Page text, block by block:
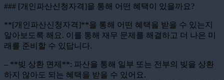
### [개인파산신청자격]을 통해 어떤 혜택이 있을까요?
**[개인파산신청자격]**을 통해 어떤 혜택을 받을 수 있는지
알아보도록 해요. 이를 통해 재무 문제를 해결하고 더 나은 미
래를 준비할 수 있답니다.
– **빚 상환 면제**: 파산을 통해 일부 또는 전부의 빚을 상환
하지 않아도 되는 혜택을 받을 수 있어요.